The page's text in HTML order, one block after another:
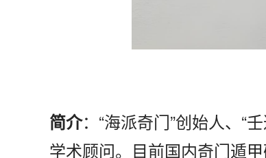
简介：“海派奇门”创始人、“
学术顾问。目前国内奇门遁